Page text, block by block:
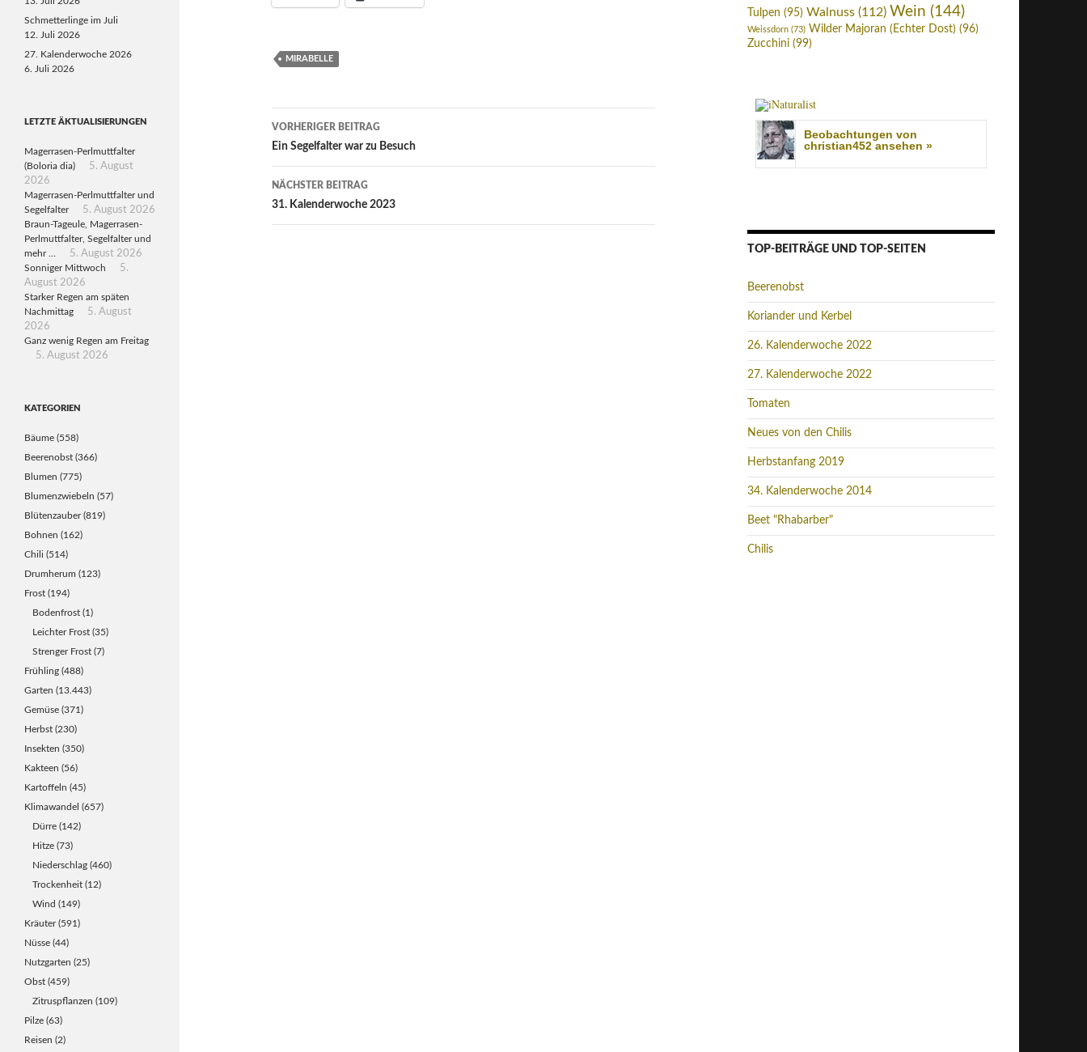
MIRABELLE
Beitragsnavigation
VORHERIGER BEITRAG
Ein Segelfalter war zu Besuch
NÄCHSTER BEITRAG
31. Kalenderwoche 2023
Tulpen (95) Walnuss (112) Wein (144)
Weissdorn (73) Wilder Majoran (Echter Dost) (96)
Zucchini (99)
Beobachtungen von
christian452 ansehen »
TOP-BEITRÄGE UND TOP-SEITEN
Beerenobst
Koriander und Kerbel
26. Kalenderwoche 2022
27. Kalenderwoche 2022
Tomaten
Neues von den Chilis
Herbstanfang 2019
34. Kalenderwoche 2014
Beet "Rhabarber"
Chilis
Schmetterlinge im Juli
12. Juli 2026
27. Kalenderwoche 2026
6. Juli 2026
LETZTE ÄKTUALISIERUNGEN
Magerrasen-Perlmuttfalter
(Boloria dia)
5. August
2026
Magerrasen-Perlmuttfalter und
Segelfalter
5. August 2026
Braun-Tageule, Magerrasen-
Perlmuttfalter, Segelfalter und
mehr …
5. August 2026
Sonniger Mittwoch
5.
August 2026
Starker Regen am späten
Nachmittag
5. August
2026
Ganz wenig Regen am Freitag
5. August 2026
KATEGORIEN
Bäume (558)
Beerenobst (366)
Blumen (775)
Blumenzwiebeln (57)
Blütenzauber(819)
Bohnen (162)
Chili (514)
Drumherum (123)
Frost (194)
Bodenfrost (1)
Leichter Frost (35)
Strenger Frost (7)
Frühling (488)
Garten (13.443)
Gemüse (371)
Herbst (230)
Insekten (350)
Kakteen (56)
Kartoffeln (45)
Klimawandel (657)
Dürre (142)
Hitze (73)
Niederschlag (460)
Trockenheit (12)
Wind (149)
Kräuter(591)
Nüsse (44)
Nutzgarten (25)
Obst (459)
Zitruspflanzen (109)
Pilze (63)
Reisen (2)